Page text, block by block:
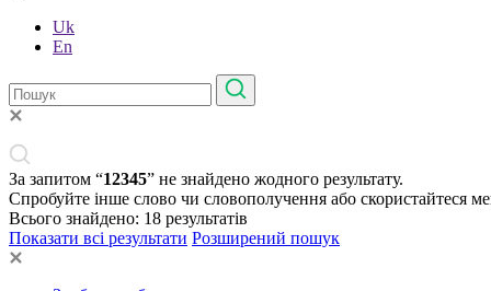
Uk
En
За запитом “12345” не знайдено жодного результату.
Спробуйте інше слово чи словополучення або скористайтеся
Всього знайдено: 18 результатів
Показати всі результати Розширений пошук